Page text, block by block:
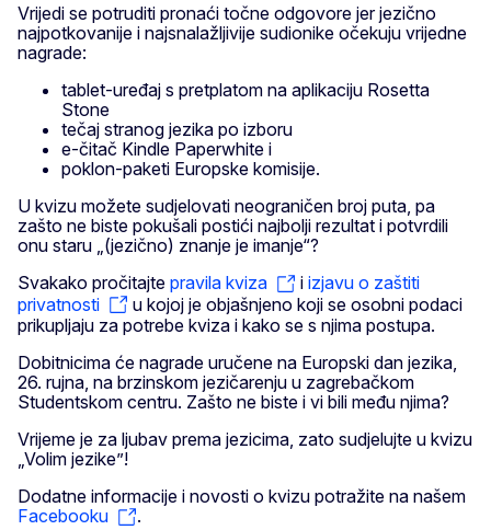
Vrijedi se potruditi pronaći točne odgovore jer jezično
najpotkovanije i najsnalažljivije sudionike očekuju vrijedne
nagrade:
tablet-uređaj s pretplatom na aplikaciju Rosetta
Stone
tečaj stranog jezika po izboru
e-čitač Kindle Paperwhite i
poklon-paketi Europske komisije.
U kvizu možete sudjelovati neograničen broj puta, pa
zašto ne biste pokušali postići najbolji rezultat i potvrdili
onu staru „(jezično) znanje je imanje“?
Svakako pročitajte pravila kviza i izjavu o zaštiti
privatnosti
u kojoj je objašnjeno koji se osobni podaci
prikupljaju za potrebe kviza i kako se s njima postupa.
Dobitnicima će nagrade uručene na Europski dan jezika,
26. rujna, na brzinskom jezičarenju u zagrebačkom
Studentskom centru. Zašto ne biste i vi bili među njima?
Vrijeme je za ljubav prema jezicima, zato sudjelujte u kvizu
„Volim jezike”!
Dodatne informacije i novosti o kvizu potražite na našem
Facebooku
.